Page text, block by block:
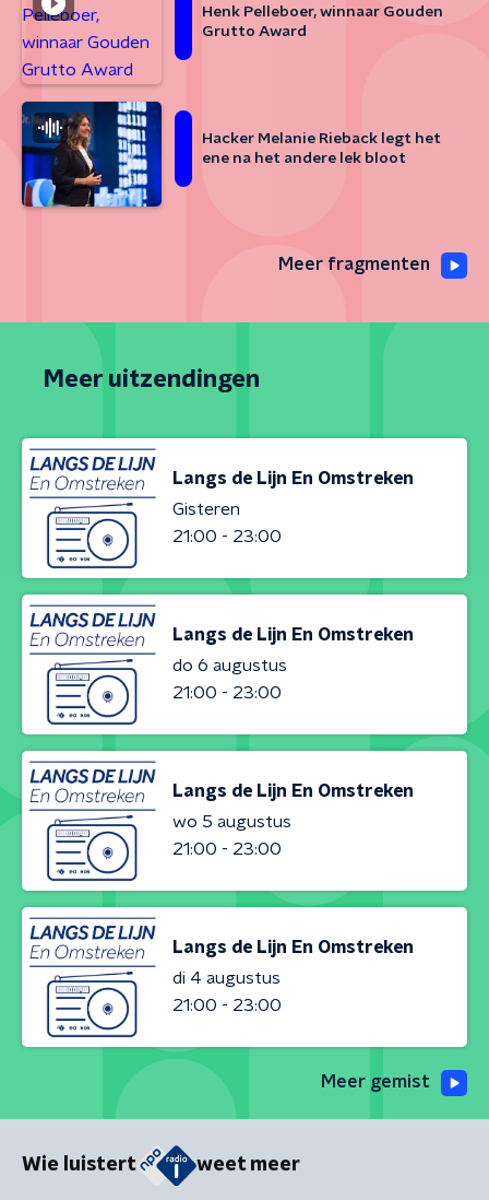
Henk Pelleboer, winnaar Gouden
Grutto Award
Hacker Melanie Rieback legt het
ene na het andere lek bloot
Meer fragmenten
Meer uitzendingen
Langs de Lijn En Omstreken
Gisteren
21:00 - 23:00
Langs de Lijn En Omstreken
do 6 augustus
21:00 - 23:00
Langs de Lijn En Omstreken
wo 5 augustus
21:00 - 23:00
Langs de Lijn En Omstreken
di 4 augustus
21:00 - 23:00
Meer gemist
Wie luistert weet meer